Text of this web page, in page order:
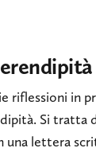
riflessioni in
Si tratta
lettera